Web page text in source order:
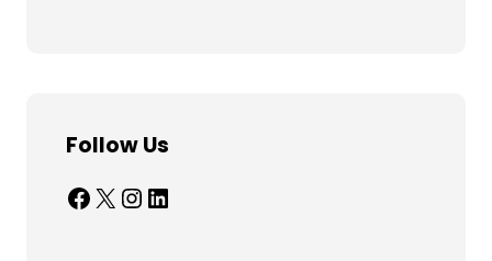
Follow Us
Facebook X Instagram LinkedIn